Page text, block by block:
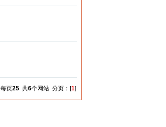
每页25 共6个网站 分页：[1]